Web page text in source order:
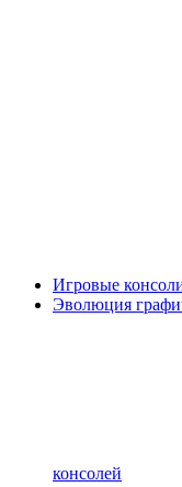
Игровые
Эволюция
консолей